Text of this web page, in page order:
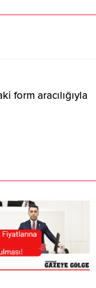
form aracılığıyla